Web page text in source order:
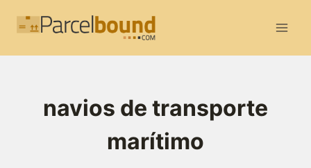
navios de transporte
marítimo